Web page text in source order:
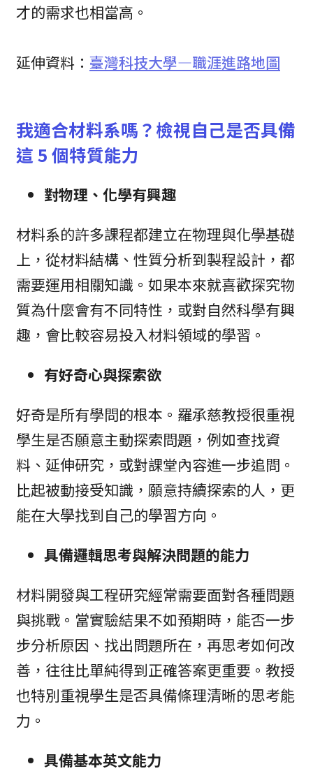
才的需求也相當高。
延伸資料： 臺灣科技大學—職涯進路地圖
我適合材料系嗎？檢視自己是否具備
這 5 個特質能力
對物理、化學有興趣
材料系的許多課程都建立在物理與化學基礎
上，從材料結構、性質分析到製程設計，都
需要運用相關知識。如果本來就喜歡探究物
質為什麼會有不同特性，或對自然科學有興
趣，會比較容易投入材料領域的學習。
有好奇心與探索欲
好奇是所有學問的根本。羅承慈教授很重視
學生是否願意主動探索問題，例如查找資
料、延伸研究，或對課堂內容進一步追問。
比起被動接受知識，願意持續探索的人，更
能在大學找到自己的學習方向。
具備邏輯思考與解決問題的能力
材料開發與工程研究經常需要面對各種問題
與挑戰。當實驗結果不如預期時，能否一步
步分析原因、找出問題所在，再思考如何改
善，往往比單純得到正確答案更重要。教授
也特別重視學生是否具備條理清晰的思考能
力。
具備基本英文能力